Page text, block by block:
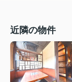
近隣の物件